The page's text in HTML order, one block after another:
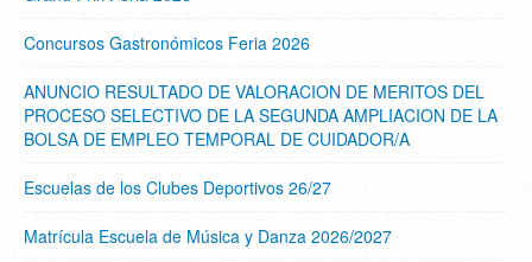
Concursos Gastronómicos Feria 2026
ANUNCIO RESULTADO DE VALORACION DE MERITOS DEL
PROCESO SELECTIVO DE LA SEGUNDA AMPLIACION DE LA
BOLSA DE EMPLEO TEMPORAL DE CUIDADOR/A
Escuelas de los Clubes Deportivos 26/27
Matrícula Escuela de Música y Danza 2026/2027